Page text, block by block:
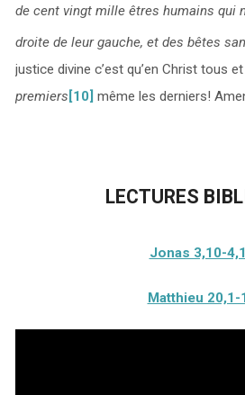
de cent vingt mille êtres humains qui
droite de leur gauche, et des bêtes
justice divine c’est qu’en Christ tous
premiers [10] même les derniers!
LECTURES
Jonas 3,10-
Matthieu 20,1-